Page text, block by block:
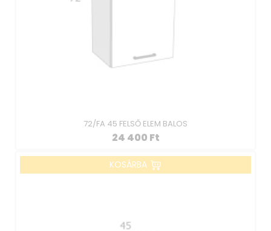
72/FA 45 FELSŐ ELEM BALOS
24 400 Ft
KOSÁRBA